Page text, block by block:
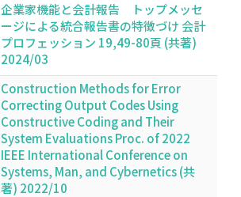
企業家機能と会計報告 トップメッセ
ージによる統合報告書の特徴づけ 会計
プロフェッション 19,49-80頁 (共著)
2024/03
Construction Methods for Error
Correcting Output Codes Using
Constructive Coding and Their
System Evaluations Proc. of 2022
IEEE International Conference on
Systems, Man, and Cybernetics (共
著) 2022/10